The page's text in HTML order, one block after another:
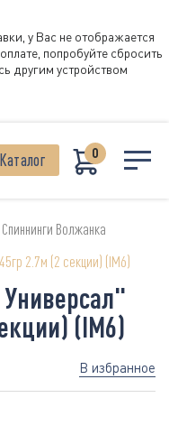
у Вас не отображается
попробуйте сбросить
другим устройством
Каталог 0
Спиннинги Волжанка
2.7м (2 секции) (IM6)
(IM6)
В избранное